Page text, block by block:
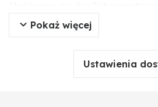
Wälz- und Gleitlager geeignet
Schmierfilmfestigkeit wie auch
Anwendungsbereiche: LKW-
Radlager, Lager von Pressen
Pokaż więcej
Ustawienia